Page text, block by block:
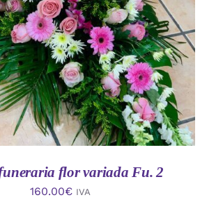
AL CARRITO
/
flor variada Fu. 2
160.00€ IVA